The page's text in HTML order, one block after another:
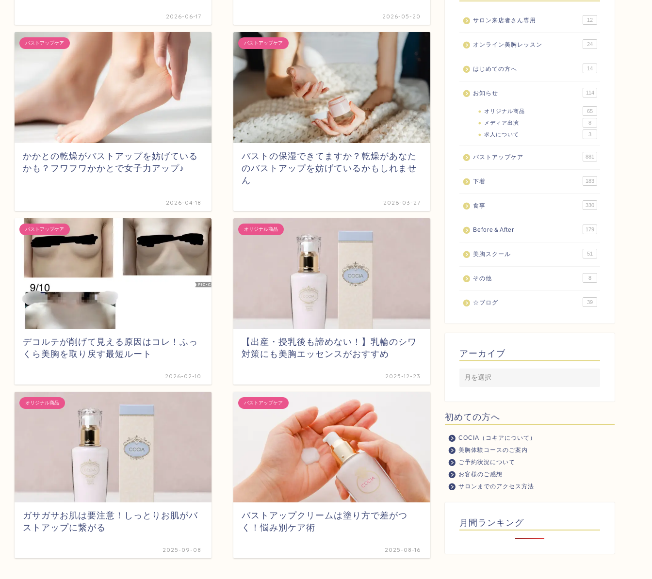
2026-06-17 2026-05-20
バストアップケア
かかとの乾燥がバストアップを妨げている
かも？フワフワかかとで女子力アップ♪
2026-04-18
バストアップケア
バストの保湿できてますか？乾燥があなた
のバストアップを妨げているかもしれませ
ん
2026-03-27
バストアップケア
デコルテが削げて見える原因はコレ！ふっ
くら美胸を取り戻す最短ルート
2026-02-10
オリジナル商品
【出産・授乳後も諦めない！】乳輪のシワ
対策にも美胸エッセンスがおすすめ
2025-12-23
オリジナル商品
ガサガサお肌は要注意！しっとりお肌がバ
ストアップに繋がる
2025-09-08
バストアップケア
バストアップクリームは塗り方で差がつ
く！悩み別ケア術
2025-08-16
サロン来店者さん専用 12
オンライン美胸レッスン 24
はじめての方へ 14
お知らせ 114
オリジナル商品
65
メディア出演
8
求人について
3
バストアップケア 881
下着 183
食事 330
Before＆After 179
美胸スクール 51
その他 8
☆ブログ 39
アーカイブ
初めての方へ
COCIA（コキアについて）
美胸体験コースのご案内
ご予約状況について
お客様のご感想
サロンまでのアクセス方法
月間ランキング